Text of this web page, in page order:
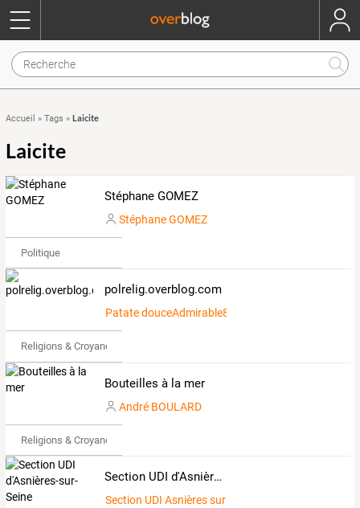
Accueil » Tags » Laicite
Laicite
Stéphane GOMEZ
Stéphane GOMEZ
Politique
polrelig.overblog.com
Patate douceAdmirable89425
Religions & Croyances
Bouteilles à la mer
André BOULARD
Religions & Croyances
Section UDI d'Asnières-sur-Seine
Section UDI Asnières sur Seine